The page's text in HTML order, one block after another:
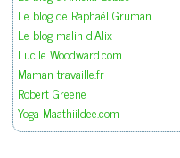
Le blog de Raphaël Gruman
Le blog malin d'Alix
Lucile Woodward.com
Maman travaille.fr
Robert Greene
Yoga Maathiildee.com